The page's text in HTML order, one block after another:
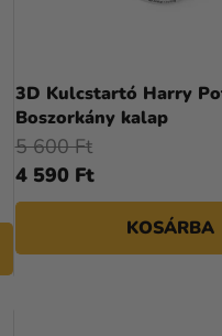
3D Kulcstartó Harry Potter -
Boszorkány kalap
4 590 Ft
5 600 Ft
KOSÁRBA